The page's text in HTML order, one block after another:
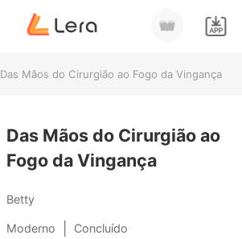
Das Mãos do Cirurgião ao Fogo da Vingança
0
Das Mãos do Cirurgião ao
Fogo da Vingança
Betty
Moderno Concluído